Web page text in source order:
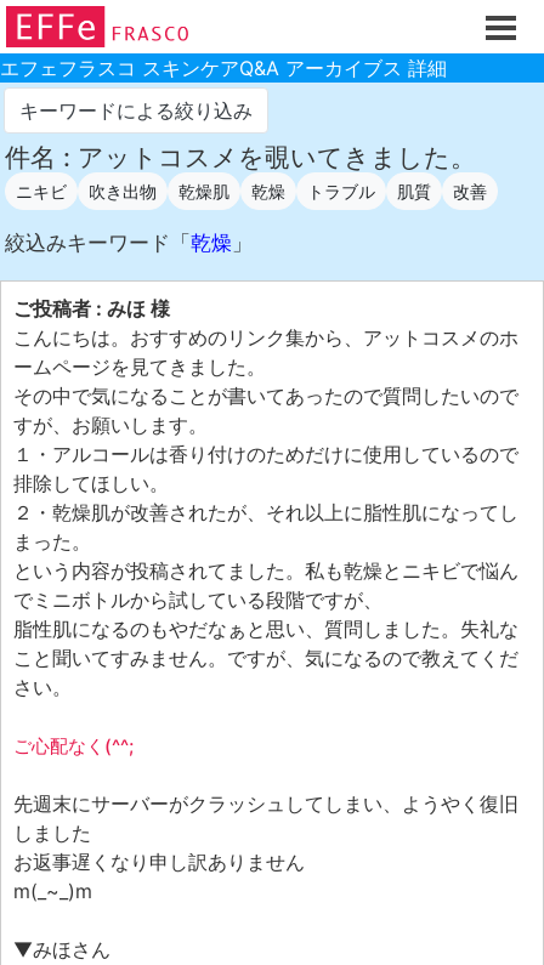
ホーム
ご注文フォーム
初回割引
製品のご案内
お買い物ガイド
スキンケアQ&Aアーカイブス
製品レビュー
スキンケア基礎講座
コスメ辞典 化粧品成分検索
ご購入履歴
ご登録情報
ご紹介(アフェリエイト)制度
エフェ研究所について
お問い合わせフォーム
エフェフラスコ スキンケアQ&A アーカイブス 詳細
キーワードによる絞り込み
件名 : アットコスメを覗いてきました。
ニキビ 吹き出物 乾燥肌 乾燥 トラブル 肌質 改善
絞込みキーワード「 乾燥 」
ご投稿者 : みほ 様
こんにちは。おすすめのリンク集から、アットコスメのホ
ームページを見てきました。
その中で気になることが書いてあったので質問したいので
すが、お願いします。
１・アルコールは香り付けのためだけに使用しているので
排除してほしい。
２・乾燥肌が改善されたが、それ以上に脂性肌になってし
まった。
という内容が投稿されてました。私も乾燥とニキビで悩ん
でミニボトルから試している段階ですが、
脂性肌になるのもやだなぁと思い、質問しました。失礼な
こと聞いてすみません。ですが、気になるので教えてくだ
さい。
ご心配なく(^^;
先週末にサーバーがクラッシュしてしまい、ようやく復旧
しました
お返事遅くなり申し訳ありません
m(_~_)m
▼みほさん